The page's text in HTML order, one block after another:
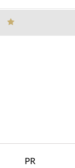
PR